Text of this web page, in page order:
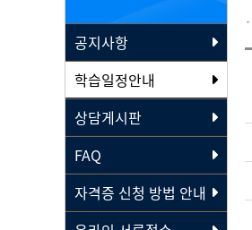
나의 학습설계
수강료결제
공지사항
학습일정안내
상담게시판
FAQ
자격증 신청 방법 안내